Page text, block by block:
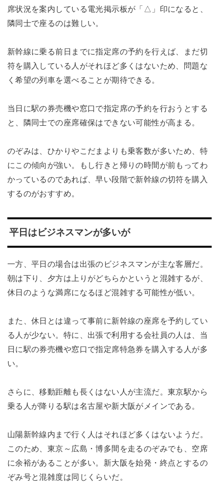
席状況を案内している電光掲示板が「△」印になると、
隣同士で座るのは難しい。
新幹線に乗る前日までに指定席の予約を行えば、まだ切
符を購入している人がそれほど多くはないため、問題な
く希望の列車を選べることが期待できる。
当日に駅の券売機や窓口で指定席の予約を行おうとする
と、隣同士での座席確保はできない可能性が高まる。
のぞみは、ひかりやこだまよりも乗客数が多いため、特
にこの傾向が強い。もし行きと帰りの時間が前もってわ
かっているのであれば、早い段階で新幹線の切符を購入
するのがおすすめ。
平日はビジネスマンが多いが
一方、平日の場合は出張のビジネスマンが主な客層だ。
朝は下り、夕方は上りがどちらかというと混雑するが、
休日のような満席になるほど混雑する可能性が低い。
また、休日とは違って事前に新幹線の座席を予約してい
る人が少ない。特に、出張で利用する会社員の人は、当
日に駅の券売機や窓口で指定席特急券を購入する人が多
い。
さらに、移動距離も長くはない人が主流だ。東京駅から
乗る人が降りる駅は名古屋や新大阪がメインである。
山陽新幹線内まで行く人はそれほど多くはないようだ。
このため、東京～広島・博多間を走るのぞみでも、空席
に余裕があることが多い。新大阪を始発・終点とするの
ぞみ号と混雑度は同じくらいだ。